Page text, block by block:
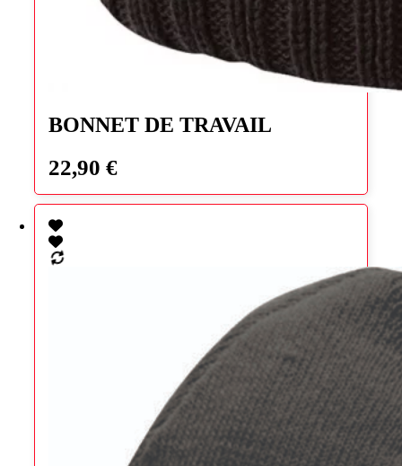
BONNET DE TRAVAIL
22,90 €